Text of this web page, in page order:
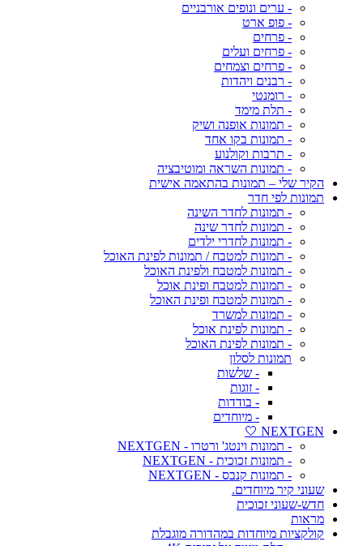
- ערים ונופים אורבניים
- פופ ארט
- פרחים
- פרחים ועלים
- פרחים וצמחים
- רבנים ויהדות
- רומנטי
- תלת מימד
- תמונות אופנה ושיק
- תמונות בקו אחד
- תרבות וקולנוע
- תמונות השראה ומוטיבציה
הקיר שלי – תמונות בהתאמה אישית
תמונות לפי חדר
- תמונות לחדר השינה
- תמונות לחדר שינה
- תמונות לחדרי ילדים
- תמונות למטבח / תמונות לפינת האוכל
- תמונות למטבח ולפינת האוכל
- תמונות למטבח ופינת אוכל
- תמונות למטבח ופינת האוכל
- תמונות למשרד
- תמונות לפינת אוכל
- תמונות לפינת האוכל
תמונות לסלון
- שלשות
- זוגות
- בודדות
- מיוחדים
NEXTGEN 🤍
- תמונות וינטג' ורטרו - NEXTGEN
- תמונות זכוכית - NEXTGEN
- תמונות קנבס - NEXTGEN
שעוני קיר מיוחדים.
חדש-שעוני זכוכית
מראות
קולקציות מיוחדות במהדורה מוגבלת